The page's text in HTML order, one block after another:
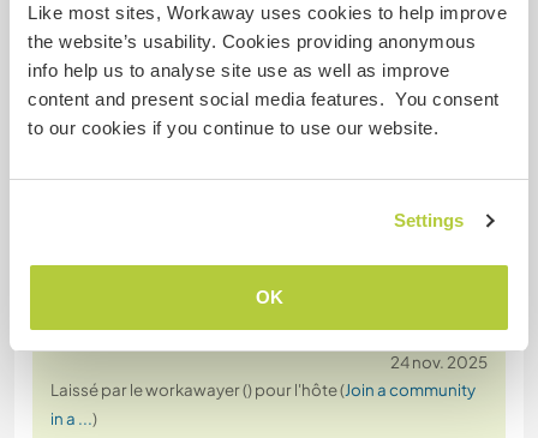
Like most sites, Workaway uses cookies to help improve
the website’s usability. Cookies providing anonymous
info help us to analyse site use as well as improve
content and present social media features. You consent
to our cookies if you continue to use our website.
Settings
OK
virtudes, amabilidad, cuidado, amor, respeto y
sobre todo voluntad genuina de servicio.
Agradecemos profundamente tu presencia en el
espacio hermano, ha sido muy divertido
encontrarnos a compartir tanto en … read more
24 nov. 2025
Laissé par le workawayer () pour l'hôte (Join a community
in a ...)